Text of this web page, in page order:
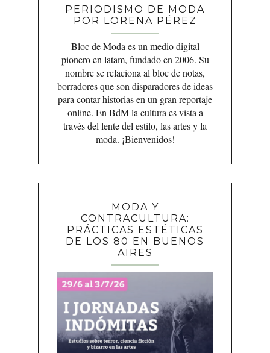
PERIODISMO DE MODA
POR LORENA PÉREZ
Bloc de Moda es un medio digital
pionero en latam, fundado en 2006. Su
nombre se relaciona al bloc de notas,
borradores que son disparadores de ideas
para contar historias en un gran reportaje
online. En BdM la cultura es vista a
través del lente del estilo, las artes y la
moda. ¡Bienvenidos!
MODA Y
CONTRACULTURA:
PRÁCTICAS ESTÉTICAS
DE LOS 80 EN BUENOS
AIRES